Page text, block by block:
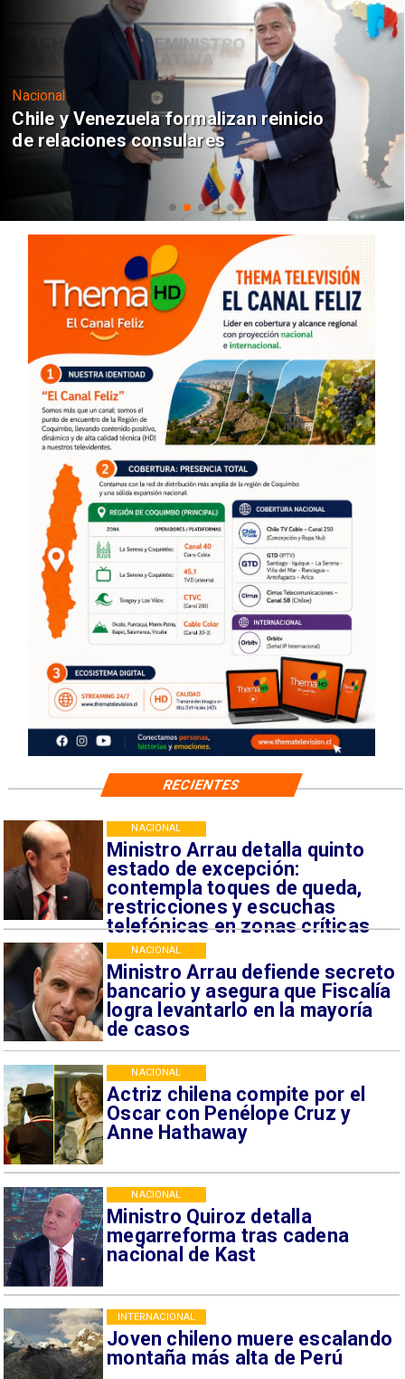
Nacional
Chile y Venezuela formalizan reinicio
de relaciones consulares
Ministro Arrau detalla quinto
estado de excepción:
contempla toques de queda,
restricciones y escuchas
telefónicas en zonas críticas
NACIONAL
Ministro Arrau defiende secreto
bancario y asegura que Fiscalía
logra levantarlo en la mayoría
de casos
NACIONAL
Actriz chilena compite por el
Oscar con Penélope Cruz y
Anne Hathaway
NACIONAL
Ministro Quiroz detalla
megarreforma tras cadena
nacional de Kast
NACIONAL
Joven chileno muere escalando
montaña más alta de Perú
INTERNACIONAL
RECIENTES